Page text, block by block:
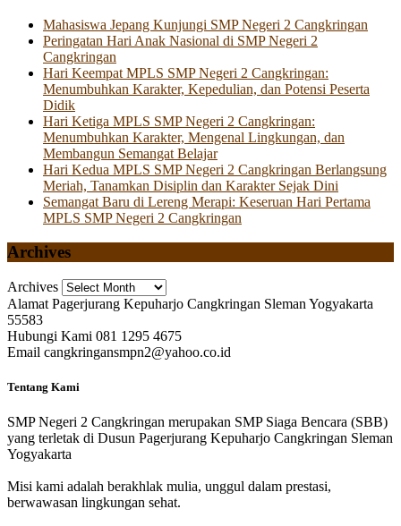
Mahasiswa Jepang Kunjungi SMP Negeri 2 Cangkringan
Peringatan Hari Anak Nasional di SMP Negeri 2
Cangkringan
Hari Keempat MPLS SMP Negeri 2 Cangkringan:
Menumbuhkan Karakter, Kepedulian, dan Potensi Peserta
Didik
Hari Ketiga MPLS SMP Negeri 2 Cangkringan:
Menumbuhkan Karakter, Mengenal Lingkungan, dan
Membangun Semangat Belajar
Hari Kedua MPLS SMP Negeri 2 Cangkringan Berlangsung
Meriah, Tanamkan Disiplin dan Karakter Sejak Dini
Semangat Baru di Lereng Merapi: Keseruan Hari Pertama
MPLS SMP Negeri 2 Cangkringan
Archives
Archives
Alamat Pagerjurang Kepuharjo Cangkringan Sleman Yogyakarta
55583
Hubungi Kami 081 1295 4675
Email cangkringansmpn2@yahoo.co.id
Tentang Kami
SMP Negeri 2 Cangkringan merupakan SMP Siaga Bencara (SBB)
yang terletak di Dusun Pagerjurang Kepuharjo Cangkringan Sleman
Yogyakarta
Misi kami adalah berakhlak mulia, unggul dalam prestasi,
berwawasan lingkungan sehat.